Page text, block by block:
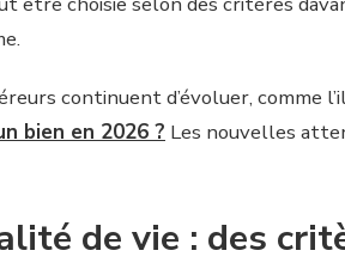
continuent d’évoluer, comme
bien en 2026 ? Les nouvelles
de vie : des